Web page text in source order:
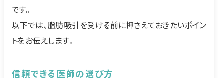
です。
以下では、脂肪吸引を受ける前に押さえておきたいポイン
トをお伝えします。
信頼できる医師の選び方